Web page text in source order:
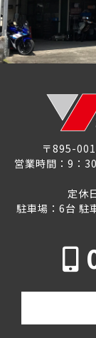
〒895-
営業時間：9：
定休
駐車場：6台 駐